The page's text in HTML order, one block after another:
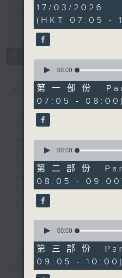
First
您喜歡這個節目嗎?
簡介
First Notes with
morning, perfectly
Radio 4.
hours, this vibrant
you directly to
arts insiders.
high-energy
workout or
beat the
最新 LATEST
2
hours,
45
minutes,
0
seconds
17/03/2026 -
(HKT 07:05 -
seconds
55
minutes,
10
seconds
00:00
第一部份
07:05 - 08:00)
seconds
55
minutes,
20
seconds
00:00
第二部份
08:05 -
seconds
55
minutes,
10
seconds
00:00
第三部份
09:05 - 10:00)